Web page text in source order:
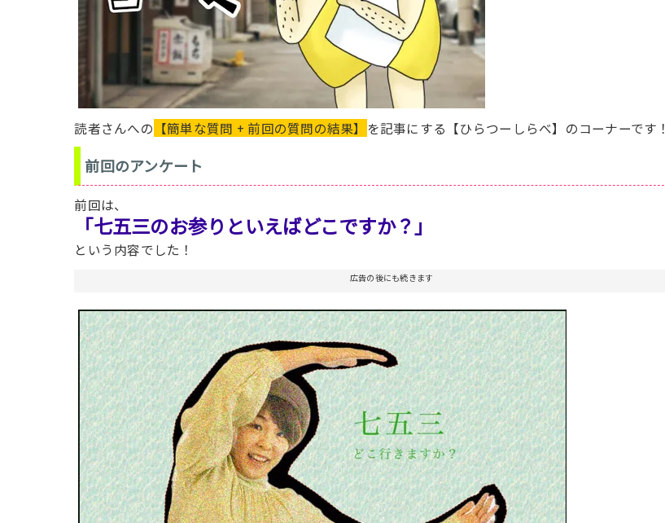
読者さんへの 【簡単な質問 + 前回の質問の結果】 を記事にする【ひらつーしらべ】のコーナーです！
前回のアンケート
前回は、
「七五三のお参りといえばどこですか？」
という内容でした！
広告の後にも続きます